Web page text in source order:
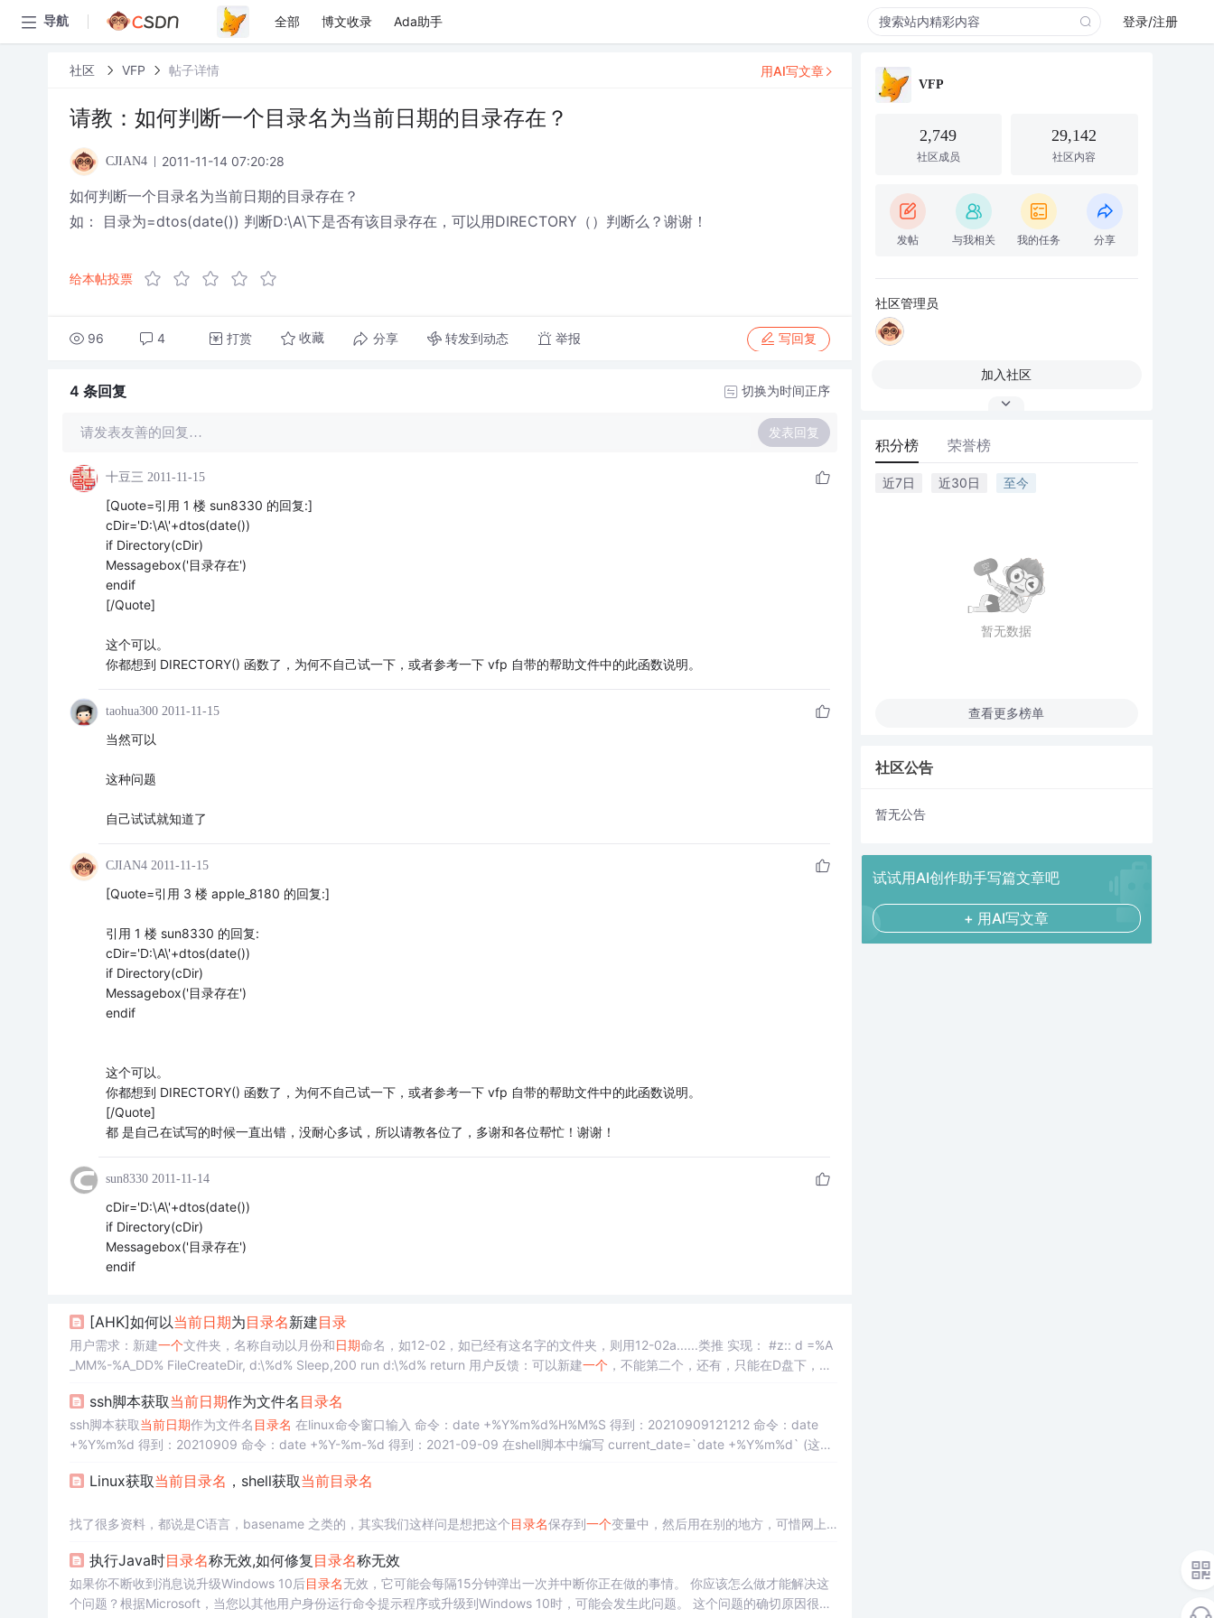
导航 全部 博文收录 Ada助手 登录/注册
社区 VFP 帖子详情
请教：如何判断一个目录名为当前日期的目录存在？
CJIAN4 2011-11-14 07:20:28
如何判断一个目录名为当前日期的目录存在？
如： 目录为=dtos(date()) 判断D:\A\下是否有该目录存在，可以用DIRECTORY（）判断么？谢谢！
给本帖投票
96 4 打赏 收藏 分享 转发到动态 举报 写回复
用AI写文章
4 条回复 切换为时间正序
请发表友善的回复… 发表回复
十豆三 2011-11-15
[Quote=引用 1 楼 sun8330 的回复:]
cDir='D:\A\'+dtos(date())
if Directory(cDir)
Messagebox('目录存在')
endif
[/Quote]
这个可以。
你都想到 DIRECTORY() 函数了，为何不自己试一下，或者参考一下 vfp 自带的帮助文件中的此函数说明。
taohua300 2011-11-15
当然可以
这种问题
自己试试就知道了
CJIAN4 2011-11-15
[Quote=引用 3 楼 apple_8180 的回复:]
引用 1 楼 sun8330 的回复:
cDir='D:\A\'+dtos(date())
if Directory(cDir)
Messagebox('目录存在')
endif
这个可以。
你都想到 DIRECTORY() 函数了，为何不自己试一下，或者参考一下 vfp 自带的帮助文件中的此函数说明。
[/Quote]
都 是自己在试写的时候一直出错，没耐心多试，所以请教各位了，多谢和各位帮忙！谢谢！
sun8330 2011-11-14
cDir='D:\A\'+dtos(date())
if Directory(cDir)
Messagebox('目录存在')
endif
[AHK]如何以当前日期为目录名新建目录
用户需求：新建一个文件夹，名称自动以月份和日期命名，如12-02，如已经有这名字的文件夹，则用12-02a......类推 实现： #z:: d =%A
_MM%-%A_DD% FileCreateDir, d:\%d% Sleep,200 run d:\%d% return 用户反馈：可以新建一个 ，不能第二个，还有，只能在D盘下，要
ssh脚本获取当前日期作为文件名 目录名
ssh脚本获取当前日期作为文件名 目录名
+%Y%m%d 得到：20210909 命令：date +%Y-%m-%d 得到：2021-09-09 在shell脚本中编写 current_date=`date +%Y%m%d` (这里
Linux获取当前目录名 ，shell获取当前目录名
找了很多资料，都说是C语言，basename 之类的，其实我们这样问是想把这个目录名保存到一个变量中，然后用在别的地方，可惜网上
${PWD##*/} 测试： cd /var/log/squid echo ${PWD##*/}
执行Java时目录名称无效,如何修复 目录名称无效
如果你不断收到消息说升级Windows 10后目录名无效，它可能会每隔15分钟弹出一次并中断你正在做的事情。 你应该怎么做才能解决这
个问题？根据Microsoft，当您以其他用户身份运行命令提示程序或升级到Windows 10时，可能会发生此问题。 这个问题的确切原因很复
VFP
2,749
社区成员
29,142
社区内容
发帖 与我相关 我的任务 分享
社区管理员
加入社区
积分榜 荣誉榜
近7日 近30日 至今
暂无数据
查看更多榜单
社区公告
暂无公告
试试用AI创作助手写篇文章吧
+ 用AI写文章